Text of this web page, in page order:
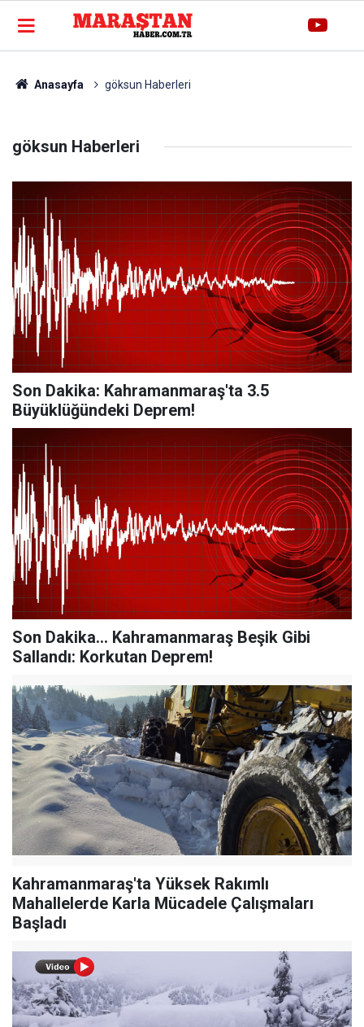
Anasayfa göksun Haberleri
göksun Haberleri
Son Dakika: Kahramanmaraş'ta 3.5
Büyüklüğündeki Deprem!
Son Dakika... Kahramanmaraş Beşik Gibi
Sallandı: Korkutan Deprem!
Kahramanmaraş'ta Yüksek Rakımlı
Mahallelerde Karla Mücadele Çalışmaları
Başladı